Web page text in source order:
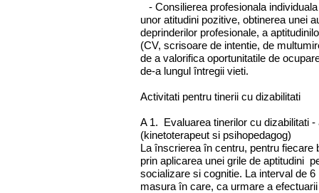
- Consilierea profesionala
unor atitudini pozitive, obtinerea unei
deprinderilor profesionale, a
(CV, scrisoare de intentie, de
de a valorifica oportunitatile de
de-a lungul întregii vieti.
Activitati pentru tinerii cu dizabilitati
A 1. Evaluarea tinerilor cu dizabilitati
(kinetoterapeut si psihopedagog)
La înscrierea în centru, pentru
prin aplicarea unei grile de aptitudini
socializare si cognitie. La interval de
masura în care, ca urmare a